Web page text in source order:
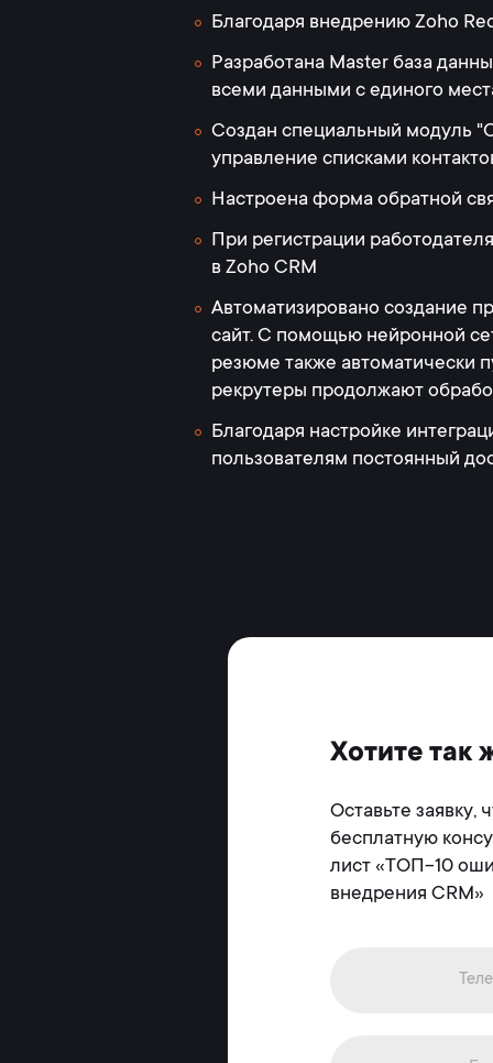
Благодаря внедрению Zoho
Разработана Master база
всеми данными с единого
Создан специальный модуль
управление списками
Настроена форма обратной
При регистрации
в Zoho CRM
Автоматизировано создание
сайт. С помощью нейронной
резюме также автоматически
рекрутеры продолжают
Благодаря настройке
пользователям постоянный
Хотите так
Оставьте заявку,
бесплатную
лист «ТОП-10
внедрения CRM»